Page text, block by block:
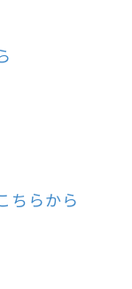
ちらから